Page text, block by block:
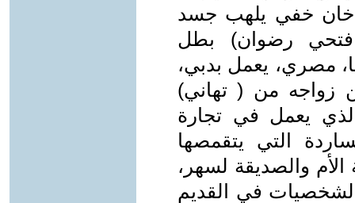
خفي يلهب جسد
فتحي رضوان) بطل
مصري، يعمل بدبي،
من ( تهاني)
الذي يعمل في تجارة
التي يتقمصها
الأم والصديقة لسهر،
في القديم